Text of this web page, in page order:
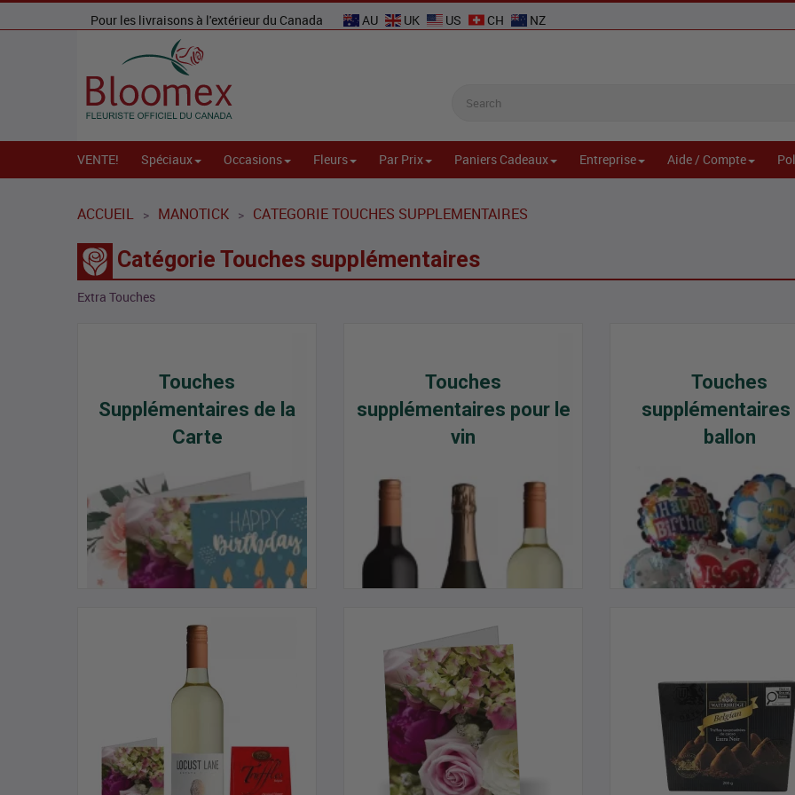
Pour les livraisons à l'extérieur du Canada AU UK US CH NZ
VENTE! Spéciaux Occasions Fleurs Par Prix Paniers Cadeaux Entreprise Aide / Compte
ACCUEIL > MANOTICK > CATEGORIE TOUCHES SUPPLEMENTAIRES
Catégorie Touches supplémentaires
Extra Touches
Touches
Supplémentaires de la
Carte
Touches
supplémentaires pour le
vin
Touches
supplémentaires
ballon